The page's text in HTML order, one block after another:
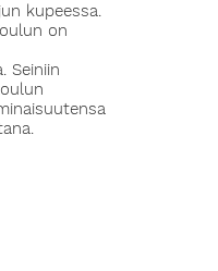
kupeessa.
on
Seiniin